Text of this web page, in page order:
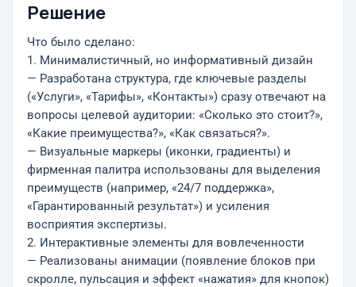
Решение
Что было сделано:
1. Минималистичный, но информативный дизайн
— Разработана структура, где ключевые разделы
(«Услуги», «Тарифы», «Контакты») сразу отвечают на
вопросы целевой аудитории: «Сколько это стоит?»,
«Какие преимущества?», «Как связаться?».
— Визуальные маркеры (иконки, градиенты) и
фирменная палитра использованы для выделения
преимуществ (например, «24/7 поддержка»,
«Гарантированный результат») и усиления
восприятия экспертизы.
2. Интерактивные элементы для вовлеченности
— Реализованы анимации (появление блоков при
скролле, пульсация и эффект «нажатия» для кнопок)